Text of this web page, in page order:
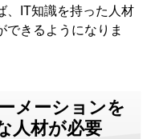
、IT知識を持った人材
できるようになりま
メーションを
人材が必要